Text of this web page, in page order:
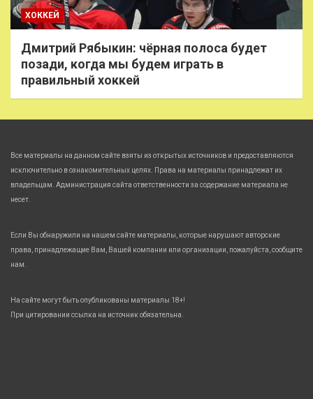
ХОККЕЙ
Дмитрий Рябыкин: чёрная полоса будет
позади, когда мы будем играть в
правильный хоккей
Все материалы на данном сайте взяты из открытых источников и предоставляются
исключительно в ознакомительных целях. Права на материалы принадлежат их
владельцам. Администрация сайта ответственности за содержание материала не
несет.
Если Вы обнаружили на нашем сайте материалы, которые нарушают авторские
права, принадлежащие Вам, Вашей компании или организации, пожалуйста, сообщите
нам.
На сайте могут быть опубликованы материалы 18+!
При цитировании ссылка на источник обязательна.